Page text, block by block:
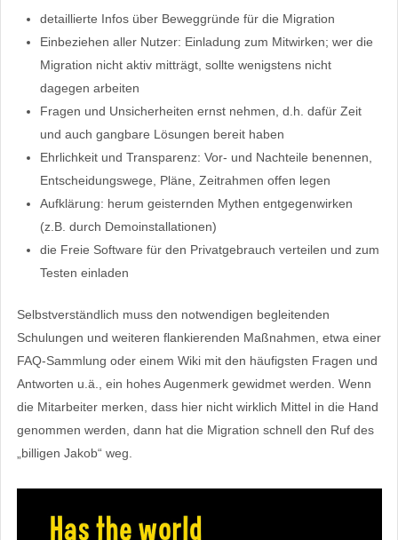
detaillierte Infos über Beweggründe für die Migration
Einbeziehen aller Nutzer: Einladung zum Mitwirken; wer die
Migration nicht aktiv mitträgt, sollte wenigstens nicht
dagegen arbeiten
Fragen und Unsicherheiten ernst nehmen, d.h. dafür Zeit
und auch gangbare Lösungen bereit haben
Ehrlichkeit und Transparenz: Vor- und Nachteile benennen,
Entscheidungswege, Pläne, Zeitrahmen offen legen
Aufklärung: herum geisternden Mythen entgegenwirken
(z.B. durch Demoinstallationen)
die Freie Software für den Privatgebrauch verteilen und zum
Testen einladen
Selbstverständlich muss den notwendigen begleitenden
Schulungen und weiteren flankierenden Maßnahmen, etwa einer
FAQ-Sammlung oder einem Wiki mit den häufigsten Fragen und
Antworten u.ä., ein hohes Augenmerk gewidmet werden. Wenn
die Mitarbeiter merken, dass hier nicht wirklich Mittel in die Hand
genommen werden, dann hat die Migration schnell den Ruf des
„billigen Jakob“ weg.